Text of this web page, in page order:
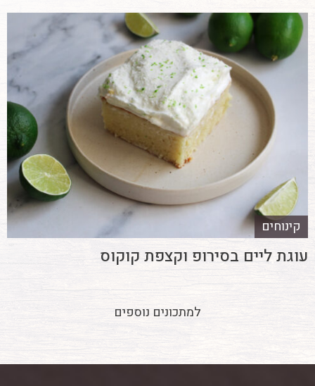
קינוחים
עוגת ליים בסירופ וקצפת קוקוס
למתכונים נוספים